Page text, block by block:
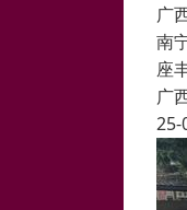
广
南
座
广
25-